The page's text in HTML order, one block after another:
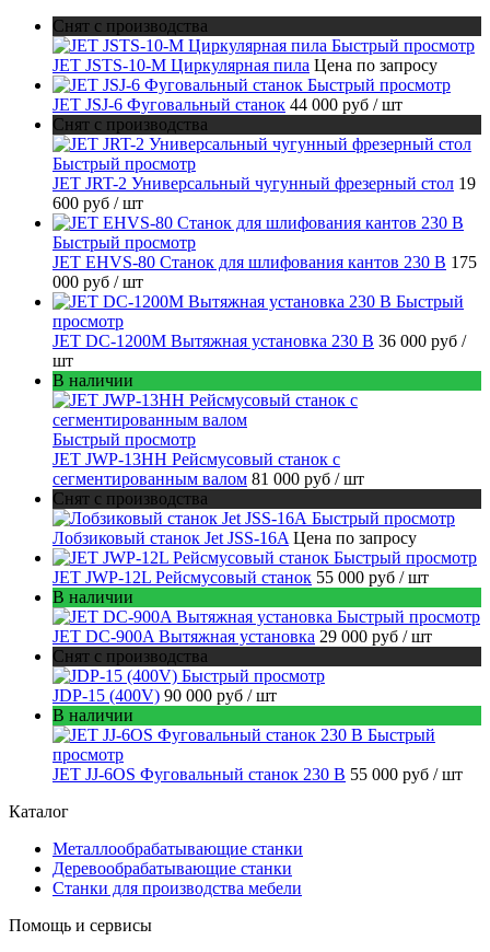
Снят с производства
Быстрый просмотр
JET JSTS-10-M Циркулярная пила Цена по запросу
Быстрый просмотр
JET JSJ-6 Фуговальный станок 44 000 руб / шт
Снят с производства
Быстрый просмотр
JET JRT-2 Универсальный чугунный фрезерный стол 19
600 руб / шт
Быстрый просмотр
JET EHVS-80 Станок для шлифования кантов 230 В 175
000 руб / шт
Быстрый
просмотр
JET DC-1200M Вытяжная установка 230 В 36 000 руб /
шт
В наличии
Быстрый просмотр
JET JWP-13HH Рейсмусовый станок с
сегментированным валом 81 000 руб / шт
Снят с производства
Быстрый просмотр
Лобзиковый станок Jet JSS-16A Цена по запросу
Быстрый просмотр
JET JWP-12L Рейсмусовый станок 55 000 руб / шт
В наличии
Быстрый просмотр
JET DC-900A Вытяжная установка 29 000 руб / шт
Снят с производства
Быстрый просмотр
JDP-15 (400V) 90 000 руб / шт
В наличии
Быстрый
просмотр
JET JJ-6OS Фуговальный станок 230 В 55 000 руб / шт
Каталог
Металлообрабатывающие станки
Деревообрабатывающие станки
Станки для производства мебели
Помощь и сервисы